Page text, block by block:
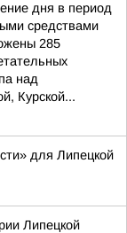
дня в период
средствами
285
над
Курской...
для Липецкой
Липецкой